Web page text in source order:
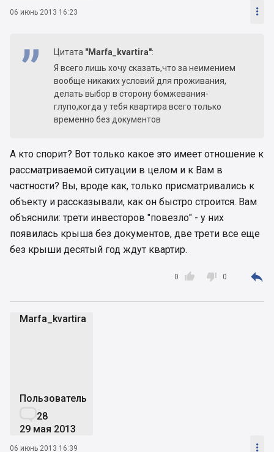
06 июнь 2013 16:23 
Цитата "Marfa_kvartira":
Я всего лишь хочу сказать,что за неимением
вообще никаких условий для проживания,
делать выбор в сторону бомжевания-
глупо,когда у тебя квартира всего только
временно без документов
А кто спорит? Вот только какое это имеет отношение к
рассматриваемой ситуации в целом и к Вам в
частности? Вы, вроде как, только присматривались к
объекту и рассказывали, как он быстро строится. Вам
объяснили: трети инвесторов "повезло" - у них
появилась крыша без документов, две трети все еще
без крыши десятый год ждут квартир.

0  0 
Marfa_kvartira
Пользователь
28
29 мая 2013
06 июнь 2013 16:39 